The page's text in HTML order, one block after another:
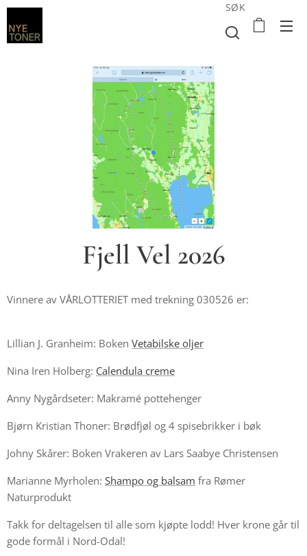
SØK
Fjell Vel 2026
Vinnere av VÅRLOTTERIET med trekning 030526 er:
Lillian J. Granheim: Boken Vetabilske oljer
Nina Iren Holberg: Calendula creme
Anny Nygårdseter: Makramé pottehenger
Bjørn Kristian Thoner: Brødfjøl og 4 spisebrikker i bøk
Johny Skårer: Boken Vrakeren av Lars Saabye Christensen
Marianne Myrholen: Shampo og balsam fra Rømer
Naturprodukt
Takk for deltagelsen til alle som kjøpte lodd! Hver krone går til
gode formål i Nord-Odal!